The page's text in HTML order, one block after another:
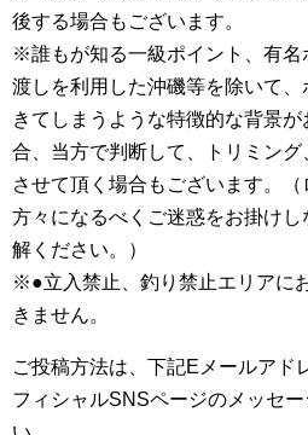
後する場合もございます。
※誰もが知る一級ポイント、有名
渡しを利用した沖磯等を除いて
きてしまうような特徴的な背景
合、当方で判断して、トリミン
させて頂く場合もございます。
方々になるべくご迷惑をお掛け
解ください。）
※●立入禁止、釣り禁止エリアに
きません。
ご投稿方法は、下記Eメールアド
フィシャルSNSページのメッセ